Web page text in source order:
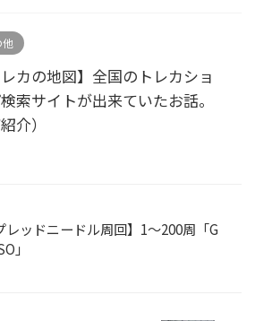
他
レカの地図】全国のトレカショ
索サイトが出来ていたお話。
介）
レッドニードル周回】1～200周「G
」